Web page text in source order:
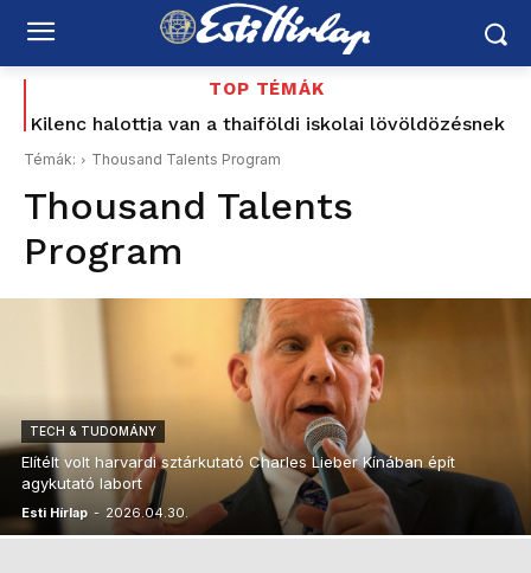
TOP TÉMÁK
Kilenc halottja van a thaiföldi iskolai lövöldözésnek
Tata 1956: a sortűz története, amely most Baka
Andrásig ért – korabeli MTV Híradó-felvétellel –
Schiffer elővette a Korbely-ügyet, a Mi Hazánk és
a...
Témák: Thousand Talents Program
Thousand Talents
Program
TECH & TUDOMÁNY
Elítélt volt harvardi sztárkutató Charles Lieber Kínában épít
agykutató labort
Esti Hírlap - 2026.04.30.